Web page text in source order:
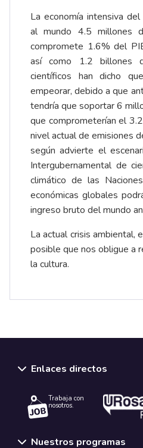
La economía intensiva
al mundo 4.5 millones
compromete 1.6% del
así como 1.2 billones
científicos han dicho
empeorar, debido a que
tendría que soportar 6
que comprometerían el
nivel actual de emisiones
según advierte el
Intergubernamental de
climático de las
económicas globales
ingreso bruto del mundo
La actual crisis ambiental,
posible que nos obligue a
la cultura.
Enlaces directos
Trabaja con
nosotros.
Nuestros programas